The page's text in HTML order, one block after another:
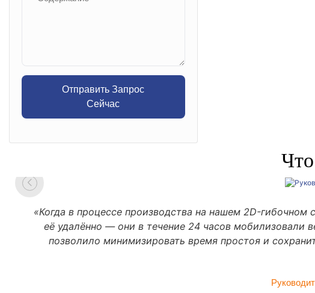
Отправить Запрос
Сейчас
«Когда в процессе производства на нашем 2D-гибочном
её удалённо — они в течение 24 часов мобилизовали
позволило минимизировать время простоя и